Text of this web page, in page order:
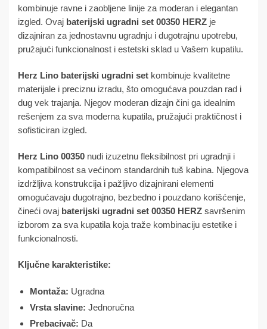
kombinuje ravne i zaobljene linije za moderan i elegantan
izgled. Ovaj baterijski ugradni set 00350 HERZ je
dizajniran za jednostavnu ugradnju i dugotrajnu upotrebu,
pružajući funkcionalnost i estetski sklad u Vašem kupatilu.
Herz Lino baterijski ugradni set kombinuje kvalitetne
materijale i preciznu izradu, što omogućava pouzdan rad i
dug vek trajanja. Njegov moderan dizajn čini ga idealnim
rešenjem za sva moderna kupatila, pružajući praktičnost i
sofisticiran izgled.
Herz Lino 00350 nudi izuzetnu fleksibilnost pri ugradnji i
kompatibilnost sa većinom standardnih tuš kabina. Njegova
izdržljiva konstrukcija i pažljivo dizajnirani elementi
omogućavaju dugotrajno, bezbedno i pouzdano korišćenje,
čineći ovaj baterijski ugradni set 00350 HERZ savršenim
izborom za sva kupatila koja traže kombinaciju estetike i
funkcionalnosti.
Ključne karakteristike:
Montaža: Ugradna
Vrsta slavine: Jednoručna
Prebacivač: Da